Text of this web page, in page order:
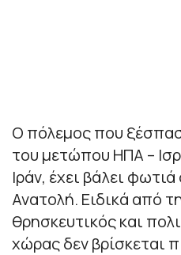
Ο πόλεμος που
του μετώπου ΗΠΑ –
Ιράν, έχει βάλει
Ανατολή. Ειδικά από
θρησκευτικός και
χώρας δεν βρίσκεται